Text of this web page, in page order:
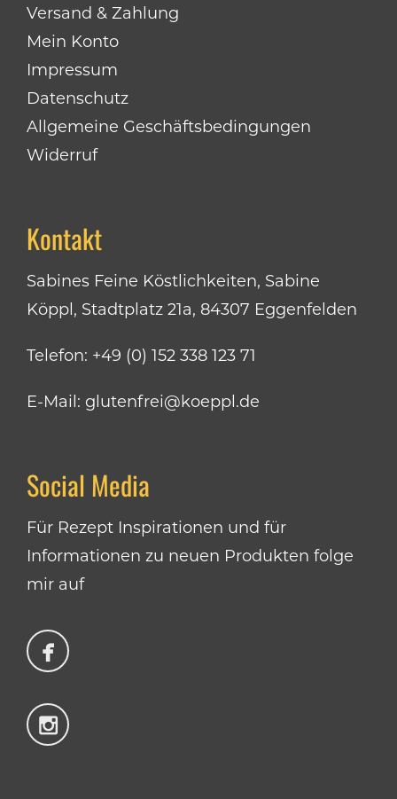
Versand & Zahlung
Mein Konto
Impressum
Datenschutz
Allgemeine Geschäftsbedingungen
Widerruf
Kontakt
Sabines Feine Köstlichkeiten, Sabine
Köppl, Stadtplatz 21a, 84307 Eggenfelden
Telefon: +49 (0) 152 338 123 71
E-Mail: glutenfrei@koeppl.de
Social Media
Für Rezept Inspirationen und für
Informationen zu neuen Produkten folge
mir auf